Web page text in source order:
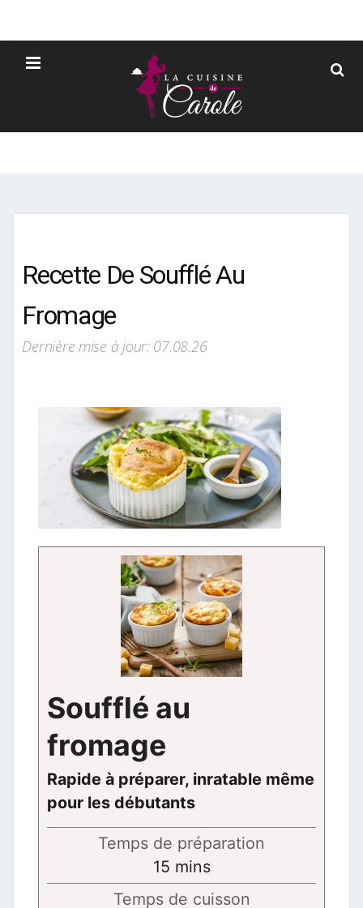
Recette De Soufflé Au
Fromage
Dernière mise à jour: 07.08.26
Soufflé au
fromage
Rapide à préparer, inratable même
pour les débutants
Temps de préparation
15minutes
mins
Temps de cuisson